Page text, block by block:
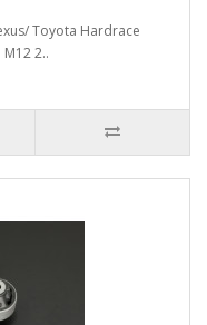
Toyota Hardrace
2..